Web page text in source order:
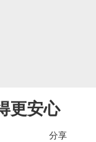
更安心
分享